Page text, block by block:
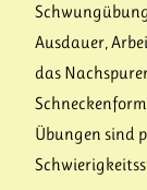
Ausdauer,
das
Übungen sind